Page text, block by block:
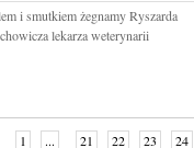
i smutkiem żegnamy Ryszarda
lekarza weterynarii
1 ... 21 22 23 24